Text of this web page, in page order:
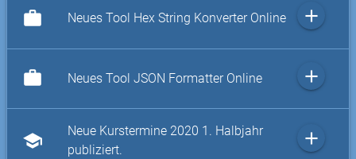
work Neues Tool Hex String Konverter Online add
work Neues Tool JSON Formatter Online add
school
Neue Kurstermine 2020 1. Halbjahr
publiziert.
add